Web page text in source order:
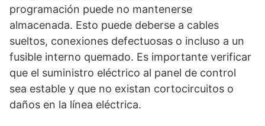
programación puede no mantenerse
almacenada. Esto puede deberse a cables
sueltos, conexiones defectuosas o incluso a un
fusible interno quemado. Es importante verificar
que el suministro eléctrico al panel de control
sea estable y que no existan cortocircuitos o
daños en la línea eléctrica.